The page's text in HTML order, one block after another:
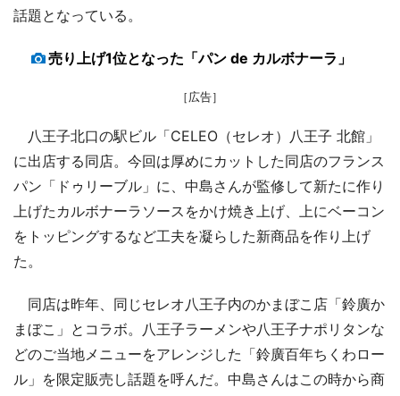
話題となっている。
売り上げ1位となった「パン de カルボナーラ」
［広告］
八王子北口の駅ビル「CELEO（セレオ）八王子 北館」
に出店する同店。今回は厚めにカットした同店のフランス
パン「ドゥリーブル」に、中島さんが監修して新たに作り
上げたカルボナーラソースをかけ焼き上げ、上にベーコン
をトッピングするなど工夫を凝らした新商品を作り上げ
た。
同店は昨年、同じセレオ八王子内のかまぼこ店「鈴廣か
まぼこ」とコラボ。八王子ラーメンや八王子ナポリタンな
どのご当地メニューをアレンジした「鈴廣百年ちくわロー
ル」を限定販売し話題を呼んだ。中島さんはこの時から商